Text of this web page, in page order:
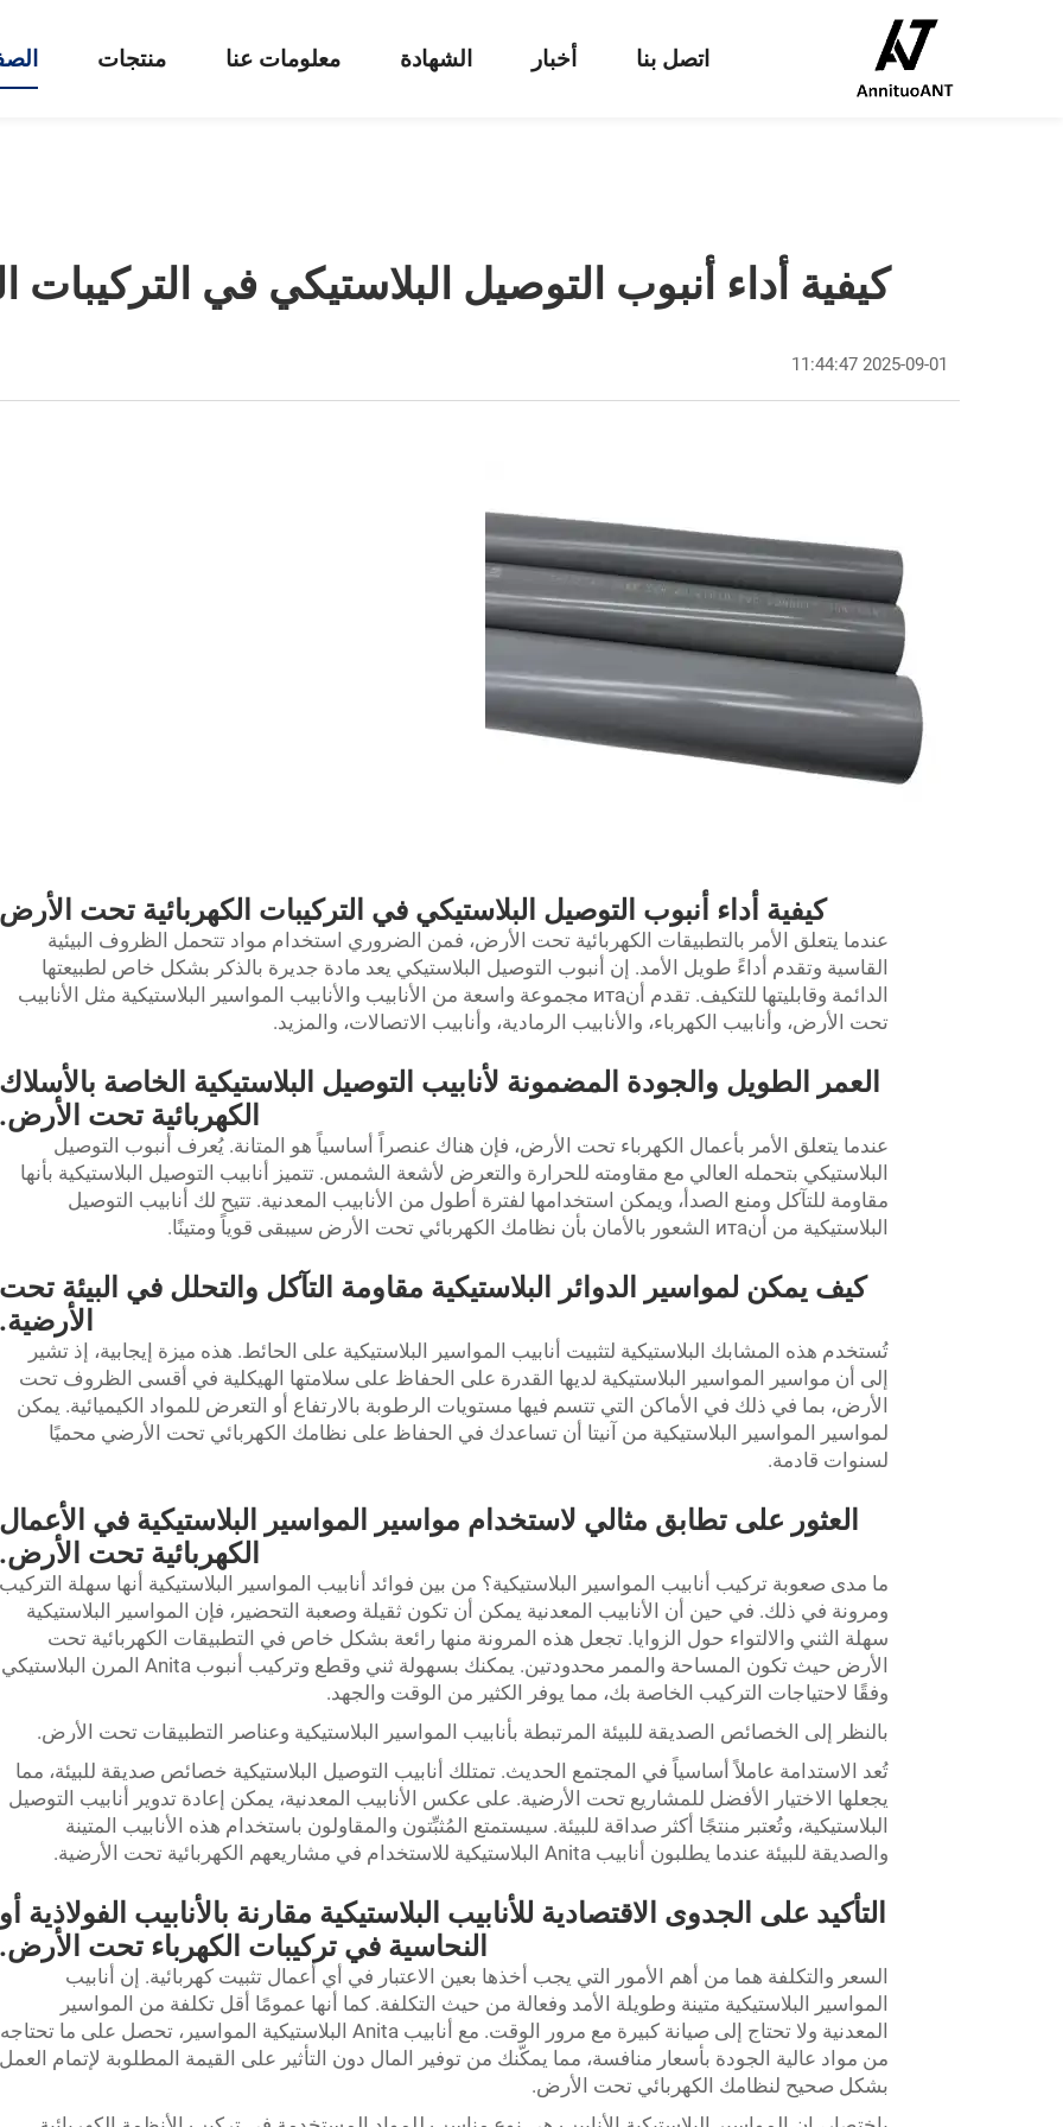
منتجات معلومات عنا الشهادة أخبار اتصل بنا
كيفية أداء أنبوب التوصيل البلاستيكي في التركيبات
2025-09-01 11:44:47
كيفية أداء أنبوب التوصيل البلاستيكي في التركيبات الكهربائية تحت الأرض
عندما يتعلق الأمر بالتطبيقات الكهربائية تحت الأرض، فمن الضروري استخدام مواد تتحمل الظروف البيئية
القاسية وتقدم أداءً طويل الأمد. إن أنبوب التوصيل البلاستيكي يعد مادة جديرة بالذكر بشكل خاص لطبيعتها
الدائمة وقابليتها للتكيف. تقدم أنита مجموعة واسعة من الأنابيب والأنابيب المواسير البلاستيكية مثل الأنابيب
تحت الأرض، وأنابيب الكهرباء، والأنابيب الرمادية، وأنابيب الاتصالات، والمزيد.
العمر الطويل والجودة المضمونة لأنابيب التوصيل البلاستيكية الخاصة بالأسلاك
الكهربائية تحت الأرض.
عندما يتعلق الأمر بأعمال الكهرباء تحت الأرض، فإن هناك عنصراً أساسياً هو المتانة. يُعرف أنبوب التوصيل
البلاستيكي بتحمله العالي مع مقاومته للحرارة والتعرض لأشعة الشمس. تتميز أنابيب التوصيل البلاستيكية بأنها
مقاومة للتآكل ومنع الصدأ، ويمكن استخدامها لفترة أطول من الأنابيب المعدنية. تتيح لك أنابيب التوصيل
البلاستيكية من أنита الشعور بالأمان بأن نظامك الكهربائي تحت الأرض سيبقى قوياً ومتينًا.
كيف يمكن لمواسير الدوائر البلاستيكية مقاومة التآكل والتحلل في البيئة تحت
الأرضية.
تُستخدم هذه المشابك البلاستيكية لتثبيت أنابيب المواسير البلاستيكية على الحائط. هذه ميزة إيجابية، إذ تشير
إلى أن مواسير المواسير البلاستيكية لديها القدرة على الحفاظ على سلامتها الهيكلية في أقسى الظروف تحت
الأرض، بما في ذلك في الأماكن التي تتسم فيها مستويات الرطوبة بالارتفاع أو التعرض للمواد الكيميائية. يمكن
لمواسير المواسير البلاستيكية من آنيتا أن تساعدك في الحفاظ على نظامك الكهربائي تحت الأرضي محميًا
لسنوات قادمة.
العثور على تطابق مثالي لاستخدام مواسير المواسير البلاستيكية في الأعمال
الكهربائية تحت الأرض.
ما مدى صعوبة تركيب أنابيب المواسير البلاستيكية؟ من بين فوائد أنابيب المواسير البلاستيكية أنها سهلة التركيب
ومرونة في ذلك. في حين أن الأنابيب المعدنية يمكن أن تكون ثقيلة وصعبة التحضير، فإن المواسير البلاستيكية
سهلة الثني والالتواء حول الزوايا. تجعل هذه المرونة منها رائعة بشكل خاص في التطبيقات الكهربائية تحت
الأرض حيث تكون المساحة والممر محدودتين. يمكنك بسهولة ثني وقطع وتركيب أنبوب Anita المرن البلاستيكي
وفقًا لاحتياجات التركيب الخاصة بك، مما يوفر الكثير من الوقت والجهد.
بالنظر إلى الخصائص الصديقة للبيئة المرتبطة بأنابيب المواسير البلاستيكية وعناصر التطبيقات تحت الأرض.
تُعد الاستدامة عاملاً أساسياً في المجتمع الحديث. تمتلك أنابيب التوصيل البلاستيكية خصائص صديقة للبيئة، مما
يجعلها الاختيار الأفضل للمشاريع تحت الأرضية. على عكس الأنابيب المعدنية، يمكن إعادة تدوير أنابيب التوصيل
البلاستيكية، وتُعتبر منتجًا أكثر صداقة للبيئة. سيستمتع المُثبِّتون والمقاولون باستخدام هذه الأنابيب المتينة
والصديقة للبيئة عندما يطلبون أنابيب Anita البلاستيكية للاستخدام في مشاريعهم الكهربائية تحت الأرضية.
التأكيد على الجدوى الاقتصادية للأنابيب البلاستيكية مقارنة بالأنابيب الفولاذية أو
النحاسية في تركيبات الكهرباء تحت الأرض.
السعر والتكلفة هما من أهم الأمور التي يجب أخذها بعين الاعتبار في أي أعمال تثبيت كهربائية. إن أنابيب
المواسير البلاستيكية متينة وطويلة الأمد وفعالة من حيث التكلفة. كما أنها عمومًا أقل تكلفة من المواسير
المعدنية ولا تحتاج إلى صيانة كبيرة مع مرور الوقت. مع أنابيب Anita البلاستيكية المواسير، تحصل على ما تحتاجه
من مواد عالية الجودة بأسعار منافسة، مما يمكّنك من توفير المال دون التأثير على القيمة المطلوبة لإتمام العمل
بشكل صحيح لنظامك الكهربائي تحت الأرض.